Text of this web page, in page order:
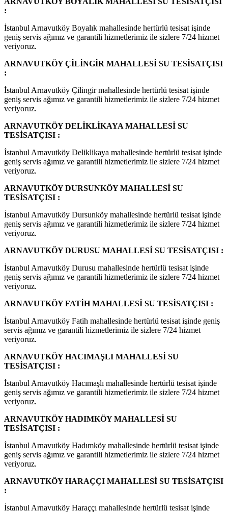
:
İstanbul Arnavutköy Boyalık mahallesinde hertürlü tesisat işinde
geniş servis ağımız ve garantili hizmetlerimiz ile sizlere 7/24 hizmet
veriyoruz.
ARNAVUTKÖY ÇİLİNGİR MAHALLESİ SU TESİSATÇISI
:
İstanbul Arnavutköy Çilingir mahallesinde hertürlü tesisat işinde
geniş servis ağımız ve garantili hizmetlerimiz ile sizlere 7/24 hizmet
veriyoruz.
ARNAVUTKÖY DELİKLİKAYA MAHALLESİ SU
TESİSATÇISI :
İstanbul Arnavutköy Deliklikaya mahallesinde hertürlü tesisat işinde
geniş servis ağımız ve garantili hizmetlerimiz ile sizlere 7/24 hizmet
veriyoruz.
ARNAVUTKÖY DURSUNKÖY MAHALLESİ SU
TESİSATÇISI :
İstanbul Arnavutköy Dursunköy mahallesinde hertürlü tesisat işinde
geniş servis ağımız ve garantili hizmetlerimiz ile sizlere 7/24 hizmet
veriyoruz.
ARNAVUTKÖY DURUSU MAHALLESİ SU TESİSATÇISI :
İstanbul Arnavutköy Durusu mahallesinde hertürlü tesisat işinde
geniş servis ağımız ve garantili hizmetlerimiz ile sizlere 7/24 hizmet
veriyoruz.
ARNAVUTKÖY FATİH MAHALLESİ SU TESİSATÇISI :
İstanbul Arnavutköy Fatih mahallesinde hertürlü tesisat işinde geniş
servis ağımız ve garantili hizmetlerimiz ile sizlere 7/24 hizmet
veriyoruz.
ARNAVUTKÖY HACIMAŞLI MAHALLESİ SU
TESİSATÇISI :
İstanbul Arnavutköy Hacımaşlı mahallesinde hertürlü tesisat işinde
geniş servis ağımız ve garantili hizmetlerimiz ile sizlere 7/24 hizmet
veriyoruz.
ARNAVUTKÖY HADIMKÖY MAHALLESİ SU
TESİSATÇISI :
İstanbul Arnavutköy Hadımköy mahallesinde hertürlü tesisat işinde
geniş servis ağımız ve garantili hizmetlerimiz ile sizlere 7/24 hizmet
veriyoruz.
ARNAVUTKÖY HARAÇÇI MAHALLESİ SU TESİSATÇISI
:
İstanbul Arnavutköy Haraççı mahallesinde hertürlü tesisat işinde